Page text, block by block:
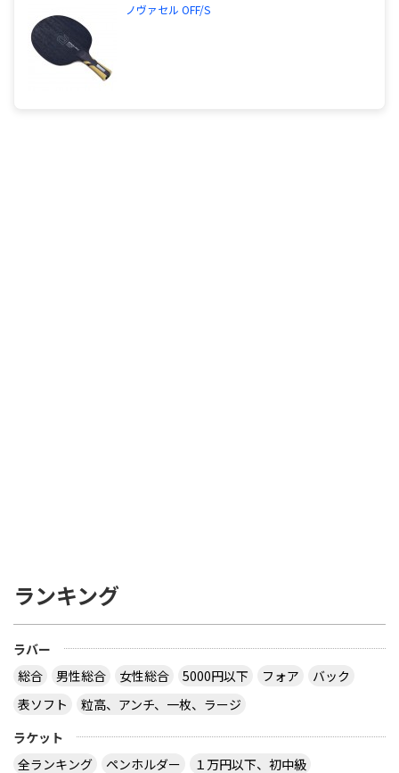
ノヴァセル OFF/S
ランキング
ラバー
総合
男性総合 女性総合 5000円以下 フォア
バック
表ソフト
粒高、アンチ、一枚、ラージ
ラケット
全ランキング
ペンホルダー
１万円以下、初中級